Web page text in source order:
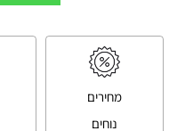
מחירים
נוחים